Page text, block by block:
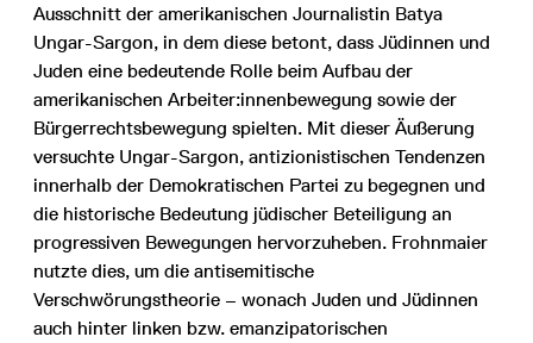
Ausschnitt der amerikanischen Journalistin Batya
Ungar-Sargon, in dem diese betont, dass Jüdinnen und
Juden eine bedeutende Rolle beim Aufbau der
amerikanischen Arbeiter:innenbewegung sowie der
Bürgerrechtsbewegung spielten. Mit dieser Äußerung
versuchte Ungar-Sargon, antizionistischen Tendenzen
innerhalb der Demokratischen Partei zu begegnen und
die historische Bedeutung jüdischer Beteiligung an
progressiven Bewegungen hervorzuheben. Frohnmaier
nutzte dies, um die antisemitische
Verschwörungstheorie – wonach Juden und Jüdinnen
auch hinter linken bzw. emanzipatorischen